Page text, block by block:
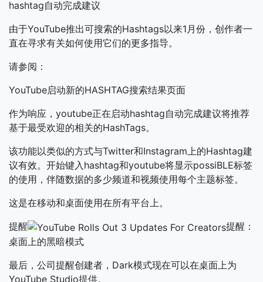
hashtag自动完成建议
由于YouTube推出可搜索的Hashtags以来1月份，创作者一
直在寻求有关如何使用它们的更多指导。
请参阅：
YouTube启动新的HASHTAG搜索结果页面
作为响应，youtube正在启动hashtag自动完成建议将推荐
基于最受欢迎的相关的HashTags。
该功能以类似的方式与Twitter和Instagram上的Hashtag建
议有效。开始键入hashtag和youtube将显示possiBLE标签
的使用，伴随数据的多少频道和视频使用每个主题标签。
这是在移动和桌面使用在所有平台上。
提醒
提醒：
桌面上的黑暗模式
最后，公司提醒创建者，Dark模式现在可以在桌面上为
YouTube Studio提供。